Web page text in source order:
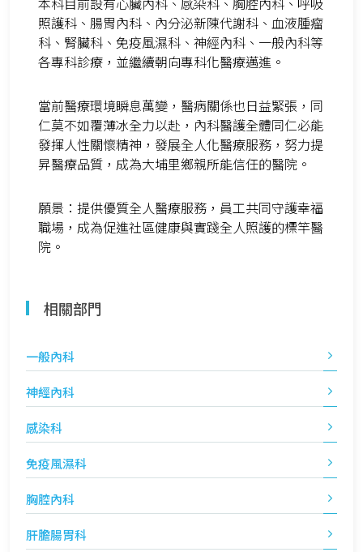
照護科、腸胃內科、內分泌新陳代謝科、血液腫瘤
科、腎臟科、免疫風濕科、神經內科、一般內科等
各專科診療，並繼續朝向專科化醫療邁進。
當前醫療環境瞬息萬變，醫病關係也日益緊張，同
仁莫不如覆薄冰全力以赴，內科醫護全體同仁必能
發揮人性關懷精神，發展全人化醫療服務，努力提
昇醫療品質，成為大埔里鄉親所能信任的醫院。
願景：提供優質全人醫療服務，員工共同守護幸福
職場，成為促進社區健康與實踐全人照護的標竿醫
院。
相關部門
一般內科
神經內科
感染科
免疫風濕科
胸腔內科
肝膽腸胃科